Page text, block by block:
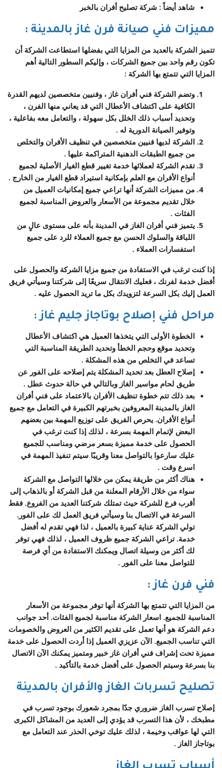
شاهد أيضاً : شركة تصليح أفران بالخبر
مميزات فني صيانة فرن غاز بالمدينة :
تتميز الشركة بالعديد من المزايا التي بفضلها استطاعت الشركة أن
تكون رقم واحد بين جميع الشركات ، وإليكم السطور التالية أهم
المزايا التي تتمتع بها الشركة :
وتضم الشركة فني أفران غاز ، وفنيين متخصصين لديهم القدرة
الكافية على اكتشاف الأعطال التي قد يعاني منها الفرن ،
وتحديد أسباب ذلك الخلل بكل سهولة ، والتعامل معه بفاعلية ،
وتوفير الصيانة الدورية له .
الشركة لديها فنيين متخصصين في تنظيف الأفران والتخلص
من جميع الطبقات الدهنية المتراكمة عليها .
تقدم الشركة لعملائها خدمة تغيير قطع الغيار الأصلية لجميع
أنواع الأفران مع العلم بإمكانية استيراد قطع الغيار من الخارج .
من مميزات الشركة أنها تراعي جميع إمكانيات العميل من
خلال تقديم مجموعة من الأسعار والعروض المناسبة لجميع
الفئات .
يتميز فني أفران الغاز في المدينة بأنه على مستوى عالٍ من
اللباقة والسلوك الحسن مع جميع العملاء للرد على جميع
استفسارات العملاء .
إذا كنت ترغب في الاستفادة من جميع مزايا الشركة والحصول على
أفضل خدمة لفرنك ، فعليك الانتقال سريعًا إلى شركتنا وسيأتي فريق
العمل إليك بكل السرعة لتزويدك بكل ما تريد الحصول عليه .
مراحل فني إصلاح بوتاجاز جليم غاز:
الخطوة الأولى التي يتخذها العميل هي اكتشاف الأعطال
وتحديد موقع وحجم الخطأ وتحديد الطريقة المناسبة التي
تساعد في التخلص من هذه المشكلة .
إصلاح العطل بعد تحديد المشكلة يتم إصلاحه على الفور عن
طريق لحام مواسير الغاز وبالتالي في حالة حدوث عطل .
بعد ذلك تتم خطوة تنظيف الأفران بالاعتماد على فني أفران
الغاز بالمدينة المعروفين بخبرتهم الكبيرة في التعامل مع جميع
أنواع الأفران. يحرص الفريق على توزيع المهمة بين بعضهم
البعض لإتمام المهمة بسرعة ، لذلك إذا كنت ترغب في
الحصول على خدمة مميزة بسعر مرضي ومناسب للجميع
عليك سارعوا بالتواصل معنا وقريبًا سيتم تنفيذ المهمة في
اسرع وقت .
هناك أكثر من طريقة يمكن من خلالها التواصل مع الشركة
سواء من خلال الأرقام المعلنة من قبل الشركة أو بالذهاب إلى
أقرب فرع للشركة حيث تمتلك شركتنا العديد من الفروع. فقط
السرعة في الاتصال بنا وسيأتي فريق العمل لك على الفور.
تولي الشركة عناية كبيرة بالعميل ، لذا فهي تقدم له أفضل
خدمة. تراعي الشركة جميع ظروف العميل ، لذلك فهي توفر
لك أكثر من وسيلة اتصال ويمكنك الاستفادة من أي فرصة
للتواصل معنا على الفور .
فني فرن غاز:
من المزايا التي تتمتع بها الشركة أنها توفر مجموعة من الأسعار
المناسبة للجميع. اسعار الشركة مناسبة لجميع الفئات. أحد جوانب
دعم الشركة هو أنها تعمل على تقديم الكثير من العروض والخصومات
التي تناسب الجميع. الآن عزيزي العميل إذا أردت الحصول على خدمة
مميزة تحت إشراف فني أفران غاز خبير ومتميز يمكنك الآن الاتصال
بنا بسرعة وسيتم الحصول على أفضل خدمة بالتأكيد .
تصليح تسربات الغاز والأفران بالمدينة
إصلاح تسرب الغاز ضروري جدًا بمجرد شعورك بوجود تسرب في
مطبخك ، لأن هذا التسرب قد يؤدي إلى العديد من المشاكل الكبرى
التي لها عواقب وخيمة ، لذلك عليك توخي الحذر عند التعامل مع
بوتاجاز الغاز .